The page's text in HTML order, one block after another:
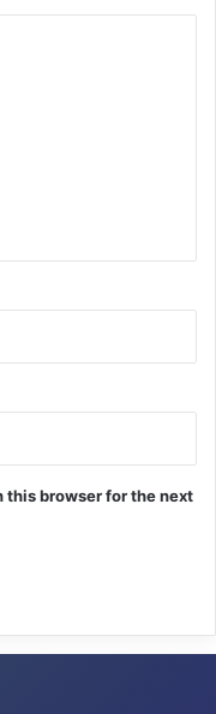
this browser for the next